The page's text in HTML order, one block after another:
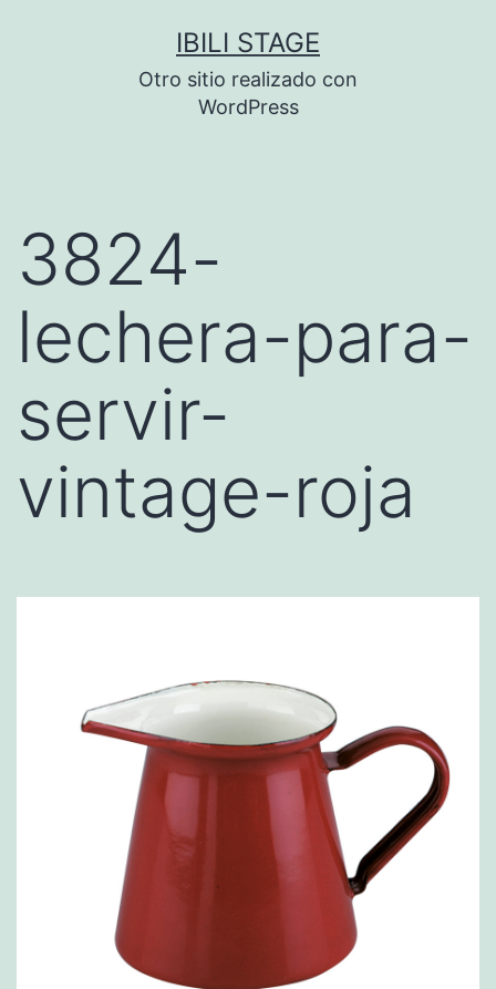
IBILI STAGE
Otro sitio realizado con
WordPress
3824-
lechera-para-
servir-
vintage-roja